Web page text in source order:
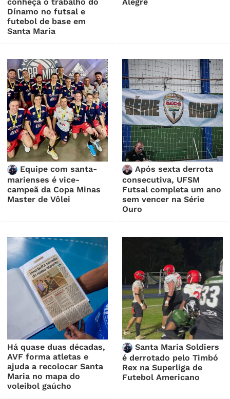
Dínamo no futsal e
futebol de base em
Santa Maria
Equipe com santa-
marienses é vice-
campeã da Copa Minas
Master de Vôlei
Após sexta derrota
consecutiva, UFSM
Futsal completa um ano
sem vencer na Série
Ouro
Há quase duas décadas,
AVF forma atletas e
ajuda a recolocar Santa
Maria no mapa do
voleibol gaúcho
Santa Maria Soldiers
é derrotado pelo Timbó
Rex na Superliga de
Futebol Americano